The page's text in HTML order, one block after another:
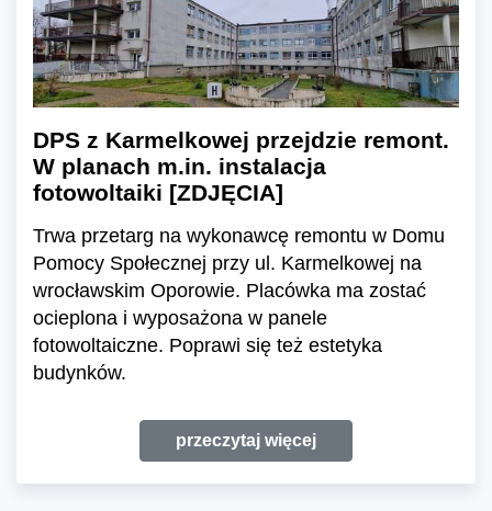
DPS z Karmelkowej przejdzie remont.
W planach m.in. instalacja
fotowoltaiki [ZDJĘCIA]
Trwa przetarg na wykonawcę remontu w Domu
Pomocy Społecznej przy ul. Karmelkowej na
wrocławskim Oporowie. Placówka ma zostać
ocieplona i wyposażona w panele
fotowoltaiczne. Poprawi się też estetyka
budynków.
przeczytaj więcej